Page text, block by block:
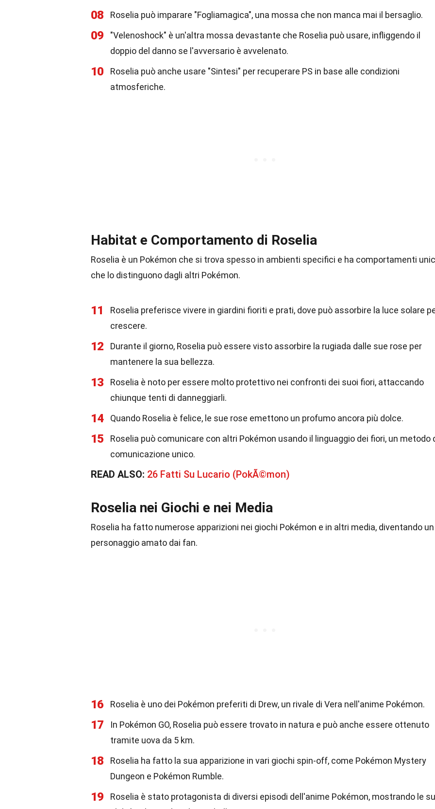
08 Roselia può imparare "Fogliamagica", una mossa che non manca mai il bersaglio.
09
"Velenoshock" è un'altra mossa devastante che Roselia può usare, infliggendo il
doppio del danno se l'avversario è avvelenato.
10
Roselia può anche usare "Sintesi" per recuperare PS in base alle condizioni
atmosferiche.
Habitat e Comportamento di Roselia
Roselia è un Pokémon che si trova spesso in ambienti specifici e ha comportamenti
che lo distinguono dagli altri Pokémon.
11
Roselia preferisce vivere in giardini fioriti e prati, dove può assorbire la luce solare
crescere.
12
Durante il giorno, Roselia può essere visto assorbire la rugiada dalle sue rose per
mantenere la sua bellezza.
13
Roselia è noto per essere molto protettivo nei confronti dei suoi fiori, attaccando
chiunque tenti di danneggiarli.
14 Quando Roselia è felice, le sue rose emettono un profumo ancora più dolce.
15
Roselia può comunicare con altri Pokémon usando il linguaggio dei fiori, un metodo
comunicazione unico.
READ ALSO: 26 Fatti Su Lucario (PokÃ©mon)
Roselia nei Giochi e nei Media
Roselia ha fatto numerose apparizioni nei giochi Pokémon e in altri media, diventando un
personaggio amato dai fan.
16 Roselia è uno dei Pokémon preferiti di Drew, un rivale di Vera nell'anime Pokémon.
17
In Pokémon GO, Roselia può essere trovato in natura e può anche essere ottenuto
tramite uova da 5 km.
18
Roselia ha fatto la sua apparizione in vari giochi spin-off, come Pokémon Mystery
Dungeon e Pokémon Rumble.
19
Roselia è stato protagonista di diversi episodi dell'anime Pokémon, mostrando le